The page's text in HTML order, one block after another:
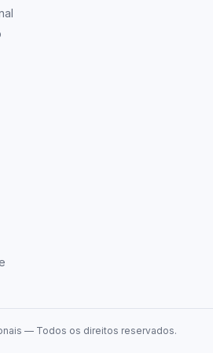
— Todos os direitos reservados.